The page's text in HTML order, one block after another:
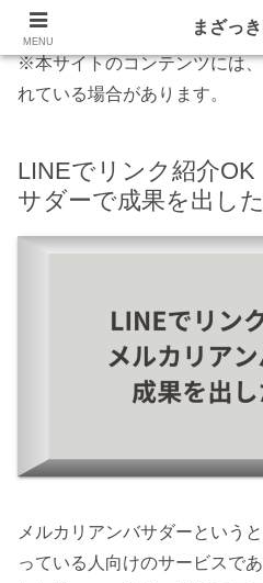
※本サイトのコンテンツには
れている場合があります。
LINEでリンク紹介
サダーで成果を出し
メルカリアンバサダーという
っている人向けのサービスで
MENU
まざっ